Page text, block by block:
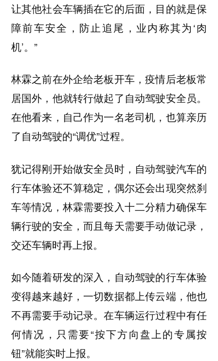
让其他社会车辆插在它的后面，目的就是保
障前车安全，防止追尾，业内称其为‘肉
机’。”
林霖之前在外企给老板开车，疫情后老板常
居国外，他就转行做起了自动驾驶安全员。
在他看来，自己作为一名老司机，也算亲历
了自动驾驶的“调优”过程。
犹记得刚开始做安全员时，自动驾驶汽车的
行车体验还不算稳定，偶尔还会出现突然刹
车等情况，林霖需要投入十二分精力确保车
辆行驶的安全，而且每天需要手动做记录，
交还车辆时再上报。
如今随着研发的深入，自动驾驶的行车体验
变得越来越好，一切数据都上传云端，他也
不再需要手动记录。在车辆运行过程中有任
何情况，只需要“按下方向盘上的专属按
钮”就能实时上报。